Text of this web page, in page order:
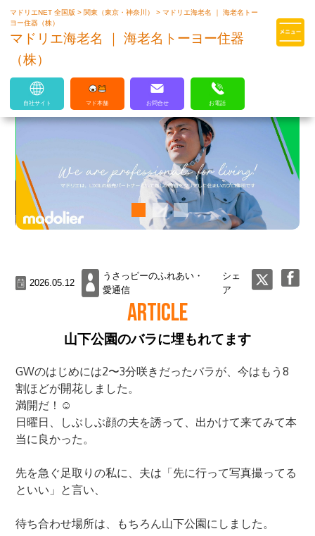
マドリエはLIXILの厳しい基準を
マドリエNET 全国版> 関東（東京・神奈川）>マドリエ海老名 ｜ 海老名トー
ヨー住器（株）
マドリエ海老名 ｜ 海老名トーヨー住器
（株）
自社サイト マド本舗 お問合せ お電話
2026.05.12
うさっピーのふれあい・
愛通信
シェ
ア
ARTICLE
山下公園のバラに埋もれてます